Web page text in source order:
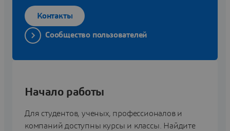
Контакты
Сообщество пользователей
Начало работы
Для студентов, ученых, профессионалов и
компаний доступны курсы и классы. Найдите